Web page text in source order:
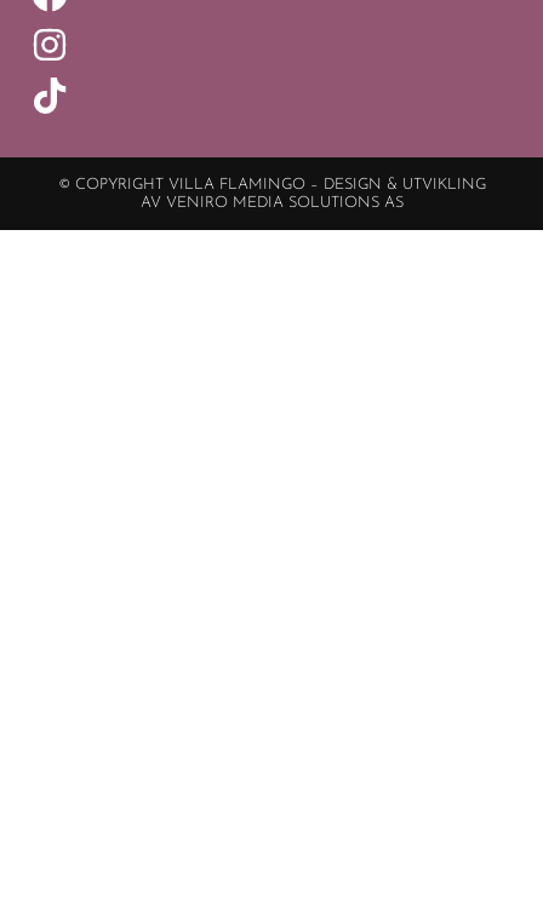
© COPYRIGHT VILLA FLAMINGO – DESIGN & UTVIKLING
AV VENIRO MEDIA SOLUTIONS AS